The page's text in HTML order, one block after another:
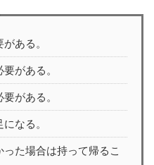
ある。
がある。
がある。
なる。
た場合は持って帰るこ